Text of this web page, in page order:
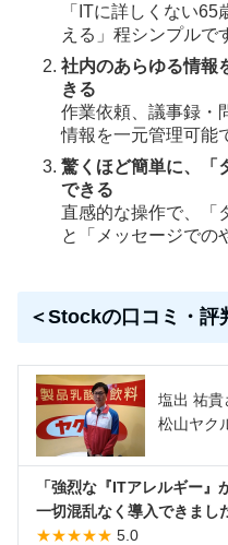
「ITに詳しくない
える」程シンプルで
社内のあらゆる情報
きる
作業依頼、議事録・
情報を一元管理可能
驚くほど簡単に、「
できる
直感的な操作で、「
と「メッセージでの
＜Stockの口コミ・評
塩出 祐貴
松山ヤク
「強烈な『ITアレルギー』
一切混乱なく導入できまし
★★★★★ 5.0